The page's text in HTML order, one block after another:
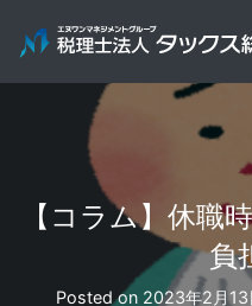
【コラム】休職
負
Posted on 2023年2月13